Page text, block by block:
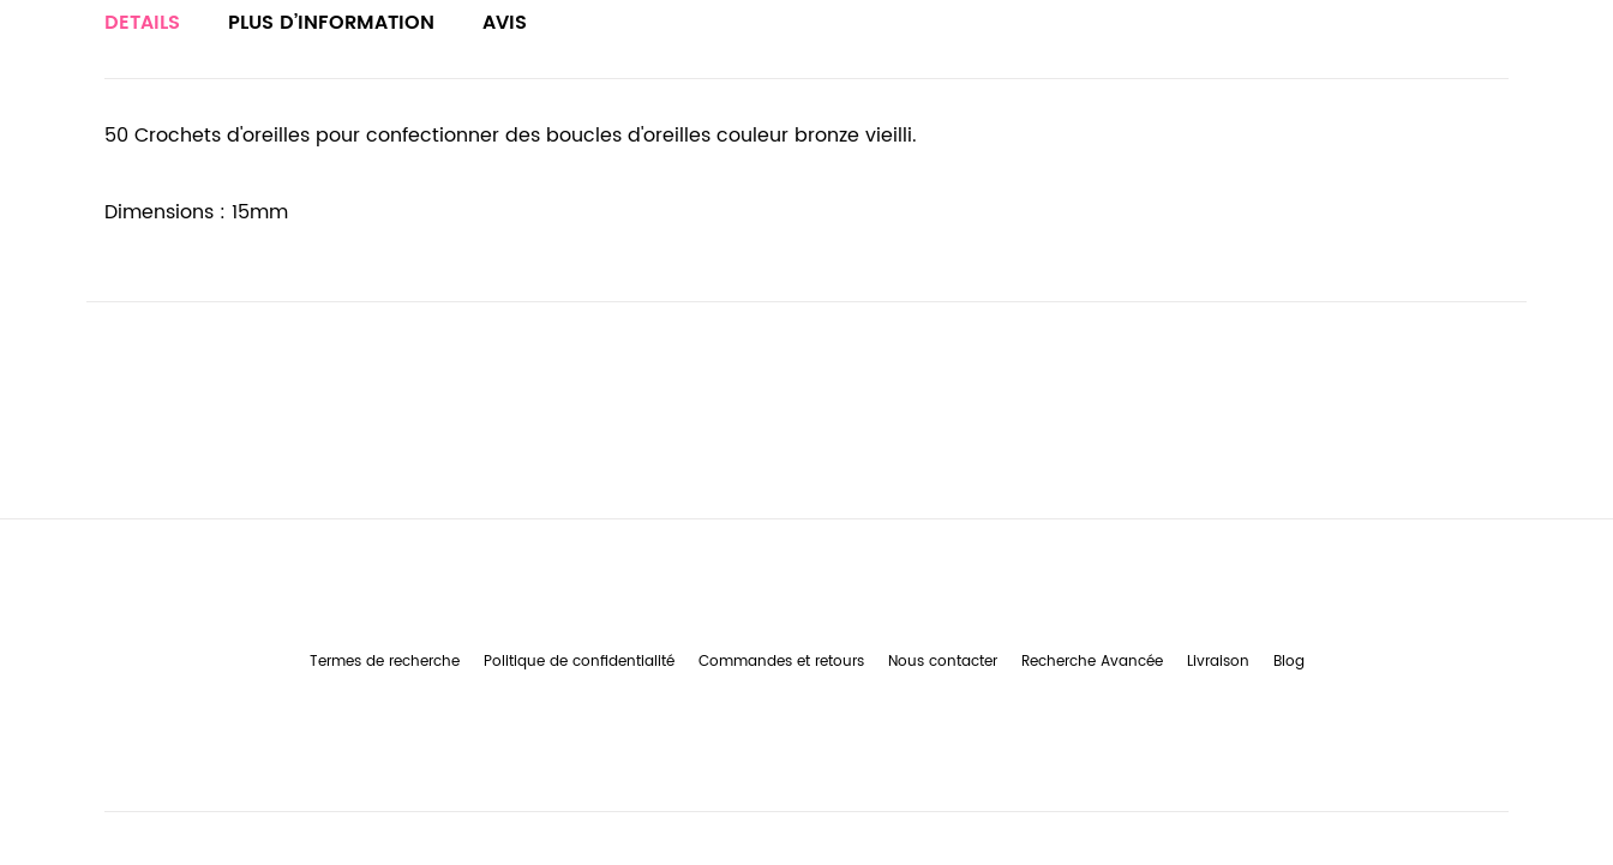
DETAILS
50 Crochets d'oreilles pour confectionner des boucles d'oreilles couleur bronze vieilli.
Dimensions : 15mm
PLUS D’INFORMATION AVIS
Termes de recherche Politique de confidentialité Commandes et retours Nous contacter Recherche Avancée Livraison Blog